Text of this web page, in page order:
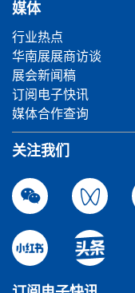
媒体
行业热点
华南展展商访谈
展会新闻稿
订阅电子快讯
媒体合作查询
关注我们